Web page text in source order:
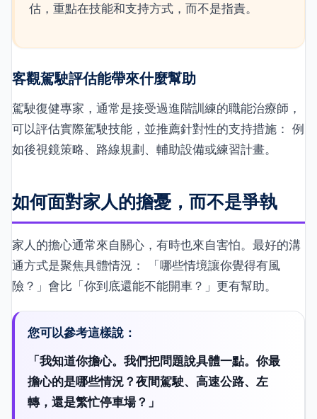
估，重點在技能和支持方式，而不是指責。
客觀駕駛評估能帶來什麼幫助
駕駛復健專家，通常是接受過進階訓練的職能治療師，
可以評估實際駕駛技能，並推薦針對性的支持措施： 例
如後視鏡策略、路線規劃、輔助設備或練習計畫。
如何面對家人的擔憂，而不是爭執
家人的擔心通常來自關心，有時也來自害怕。最好的溝
通方式是聚焦具體情況： 「哪些情境讓你覺得有風
險？」會比「你到底還能不能開車？」更有幫助。
您可以參考這樣說：
「我知道你擔心。我們把問題說具體一點。你最
擔心的是哪些情況？夜間駕駛、高速公路、左
轉，還是繁忙停車場？」